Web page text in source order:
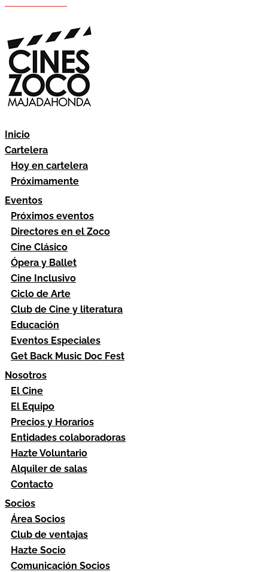
Inicio
Cartelera
Hoy en cartelera
Próximamente
Eventos
Próximos eventos
Directores en el Zoco
Cine Clásico
Ópera y Ballet
Cine Inclusivo
Ciclo de Arte
Club de Cine y literatura
Educación
Eventos Especiales
Get Back Music Doc Fest
Nosotros
El Cine
El Equipo
Precios y Horarios
Entidades colaboradoras
Hazte Voluntario
Alquiler de salas
Contacto
Socios
Área Socios
Club de ventajas
Hazte Socio
Comunicación Socios